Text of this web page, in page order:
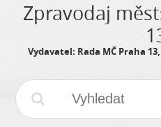
Zpravodaj
Vydavatel: Rada MČ Praha